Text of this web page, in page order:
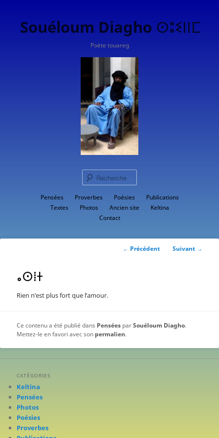
Souéloum Diagho ⵙⵓⵉⵏⵏⵎ
Poète touareg
Aller
au
contenu
Pensées Proverbes Poésies
Publications
Textes
Photos Ancien site
Keltina
Contact
Navigation
← Précédent Suivant →
ⴰⵙⵂⵜ
Rien n’est plus fort que l’amour.
Ce contenu a été publié dans Pensées parSouéloum Diagho.
Mettez-le en favori avec son permalien.
CATÉGORIES
Keltina
Pensées
Photos
Poésies
Proverbes